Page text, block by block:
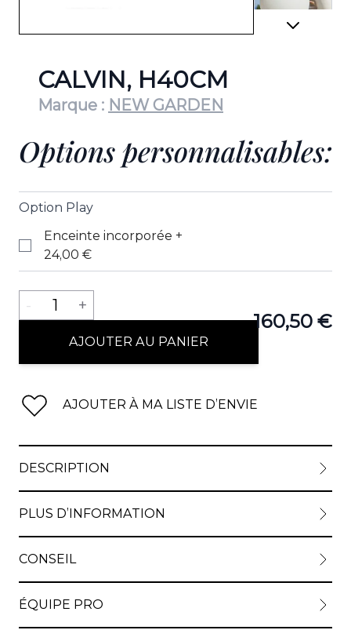
View
CALVIN, H40CM
Marque : NEW GARDEN
Options personnalisables:
Option Play
Enceinte incorporée +
24,00 €
160,50 €
Quantité
- 1 +
AJOUTER AU PANIER
AJOUTER À MA LISTE D’ENVIE
DESCRIPTION
PLUS D’INFORMATION
CONSEIL
ÉQUIPE PRO